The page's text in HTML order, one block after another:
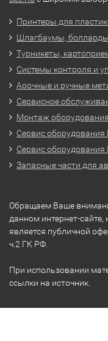
Принтеры для
Шлагбаумы,
Турникеты,
Системы контроля и
Арочные и ручные
Сервисное
Монтаж
Сервис оборудования
Сервис оборудования
Запасные части для
Обращаем Ваше
данном интернет-
является публичной
ч.2 ГК РФ.
При использовании
ссылки на источник.